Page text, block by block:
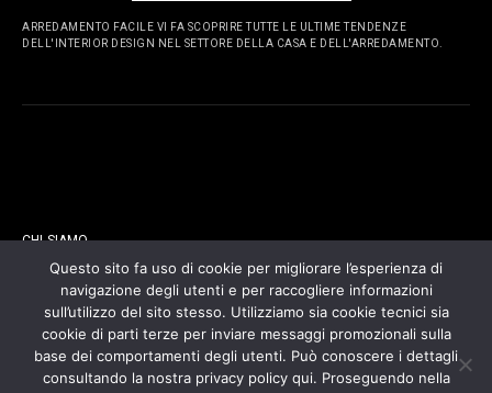
ARREDAMENTO FACILE VI FA SCOPRIRE TUTTE LE ULTIME TENDENZE
DELL'INTERIOR DESIGN NEL SETTORE DELLA CASA E DELL'ARREDAMENTO.
CHI SIAMO
CONTATTI
COOKIES POLICY
Questo sito fa uso di cookie per migliorare l’esperienza di
navigazione degli utenti e per raccogliere informazioni
sull’utilizzo del sito stesso. Utilizziamo sia cookie tecnici sia
cookie di parti terze per inviare messaggi promozionali sulla
base dei comportamenti degli utenti. Può conoscere i dettagli
consultando la nostra privacy policy qui. Proseguendo nella